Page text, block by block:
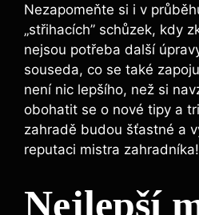
Nezapomeňte si i v
„střihacích” schůzek, kdy
nejsou potřeba další
souseda, co se také
není nic lepšího, než si
obohatit se o nové tipy a
zahradě budou šťastné a
reputaci mistra zahradníka!
Nejlepší